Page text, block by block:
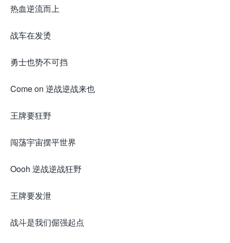
热血逆流而上
战车在发烫
勇士也势不可挡
Come on 逆战逆战来也
王牌要狂野
闯荡宇宙摆平世界
Oooh 逆战逆战狂野
王牌要发泄
战斗是我们倔强起点